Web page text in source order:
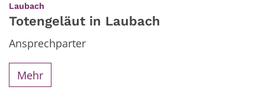
Laubach
Totengeläut in Laubach
Ansprechparter
Mehr